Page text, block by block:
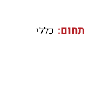
תחום: כללי